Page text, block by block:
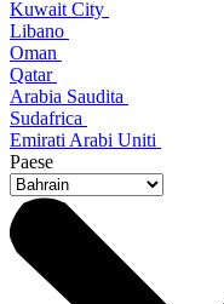
Kuwait City
Libano
Oman
Qatar
Arabia Saudita
Sudafrica
Emirati Arabi Uniti
Paese